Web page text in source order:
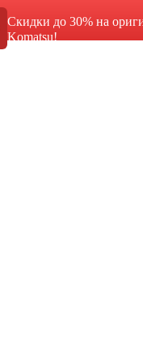
Скидки до 30% на
Komatsu!